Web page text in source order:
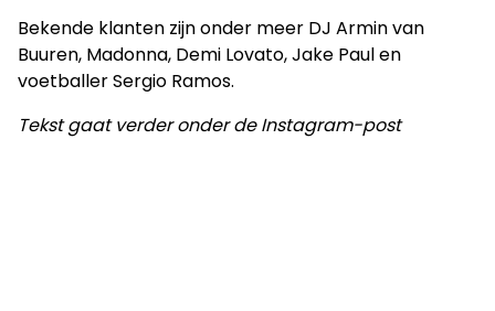
Bekende klanten zijn onder meer DJ Armin van
Buuren, Madonna, Demi Lovato, Jake Paul en
voetballer Sergio Ramos.
Tekst gaat verder onder de Instagram-post